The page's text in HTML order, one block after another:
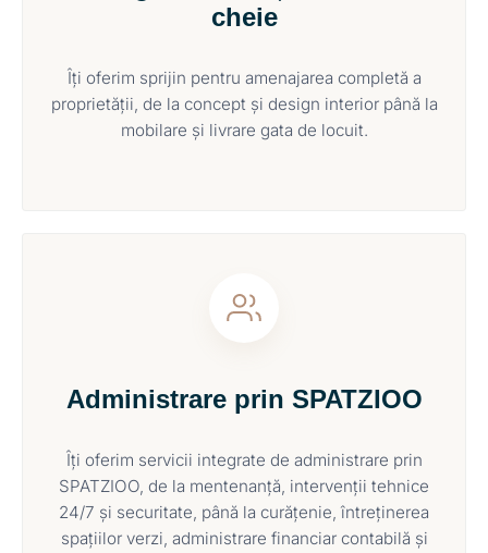
cheie
Îți oferim sprijin pentru amenajarea completă a
proprietății, de la concept și design interior până la
mobilare și livrare gata de locuit.
Administrare prin SPATZIOO
Îți oferim servicii integrate de administrare prin
SPATZIOO, de la mentenanță, intervenții tehnice
24/7 și securitate, până la curățenie, întreținerea
spațiilor verzi, administrare financiar contabilă și